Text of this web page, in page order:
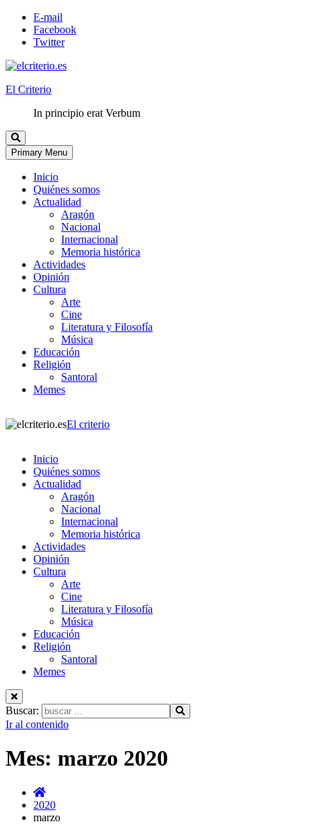
E-mail
Facebook
Twitter
El Criterio
In principio erat Verbum
Primary Menu
Inicio
Quiénes somos
Actualidad
Aragón
Nacional
Internacional
Memoria histórica
Actividades
Opinión
Cultura
Arte
Cine
Literatura y Filosofía
Música
Educación
Religión
Santoral
Memes
El criterio
Inicio
Quiénes somos
Actualidad
Aragón
Nacional
Internacional
Memoria histórica
Actividades
Opinión
Cultura
Arte
Cine
Literatura y Filosofía
Música
Educación
Religión
Santoral
Memes
Buscar:
Ir al contenido
Mes: marzo 2020
2020
marzo